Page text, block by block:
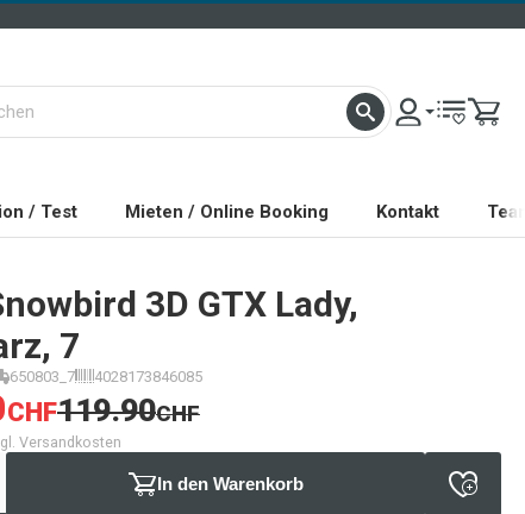
/ Test Mieten / Online Booking Kontakt
3D GTX Lady,
7
650803_7 4028173846085
CHF119.90CHF
Versandkosten
In den Warenkorb